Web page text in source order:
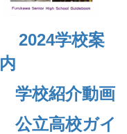
2024学校案
内
学校紹介動画
公立高校ガイ